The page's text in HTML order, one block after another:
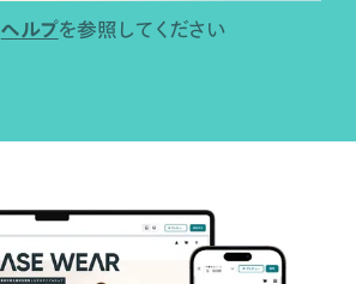
ヘルプを参照してください